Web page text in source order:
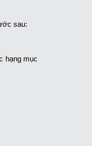
sau:
hạng mục